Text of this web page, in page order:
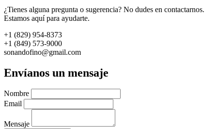
¿Tienes alguna pregunta o sugerencia? No dudes en contactarnos.
Estamos aquí para ayudarte.
+1 (829) 954-8373
+1 (849) 573-9000
sonandofino@gmail.com
Envíanos un mensaje
Nombre
Email
Mensaje